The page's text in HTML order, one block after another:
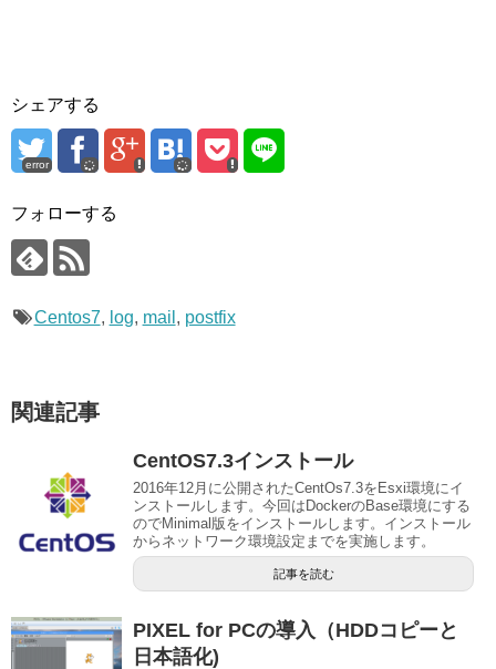
シェアする
error
フォローする
Centos7, log, mail , postfix
関連記事
CentOS7.3インストール
2016年12月に公開されたCentOs7.3をEsxi環境にイ
ンストールします。今回はDockerのBase環境にする
のでMinimal版をインストールします。インストール
からネットワーク環境設定までを実施します。
記事を読む
PIXEL for PCの導入（HDDコピーと
日本語化)